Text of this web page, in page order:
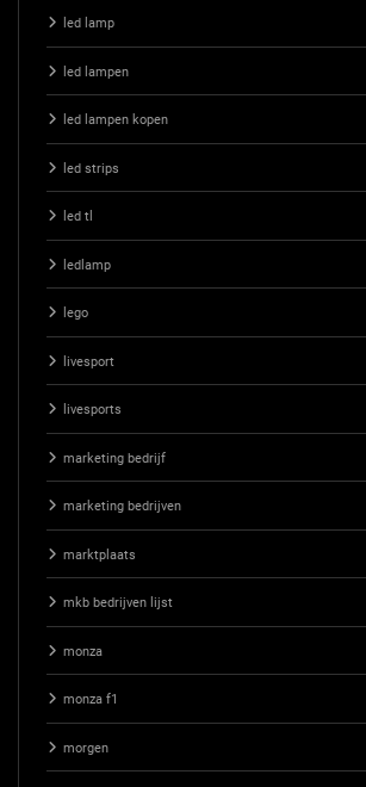
led lamp
led lampen
led lampen kopen
led strips
led tl
ledlamp
lego
livesport
livesports
marketing bedrijf
marketing bedrijven
marktplaats
mkb bedrijven lijst
monza
monza f1
morgen